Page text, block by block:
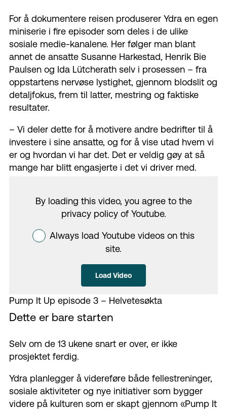
For å dokumentere reisen produserer Ydra en egen
miniserie i fire episoder som deles i de ulike
sosiale medie-kanalene. Her følger man blant
annet de ansatte Susanne Harkestad, Henrik Bie
Paulsen og Ida Lütcherath selv i prosessen – fra
oppstartens nervøse lystighet, gjennom blodslit og
detaljfokus, frem til latter, mestring og faktiske
resultater.
– Vi deler dette for å motivere andre bedrifter til å
investere i sine ansatte, og for å vise utad hvem vi
er og hvordan vi har det. Det er veldig gøy at så
mange har blitt engasjerte i det vi driver med.
By loading this video, you agree to the
privacy policy of Youtube.
Always load Youtube videos on this
site.
Load Video
Pump It Up episode 3 – Helvetesøkta
Dette er bare starten
Selv om de 13 ukene snart er over, er ikke
prosjektet ferdig.
Ydra planlegger å videreføre både fellestreninger,
sosiale aktiviteter og nye initiativer som bygger
videre på kulturen som er skapt gjennom «Pump It